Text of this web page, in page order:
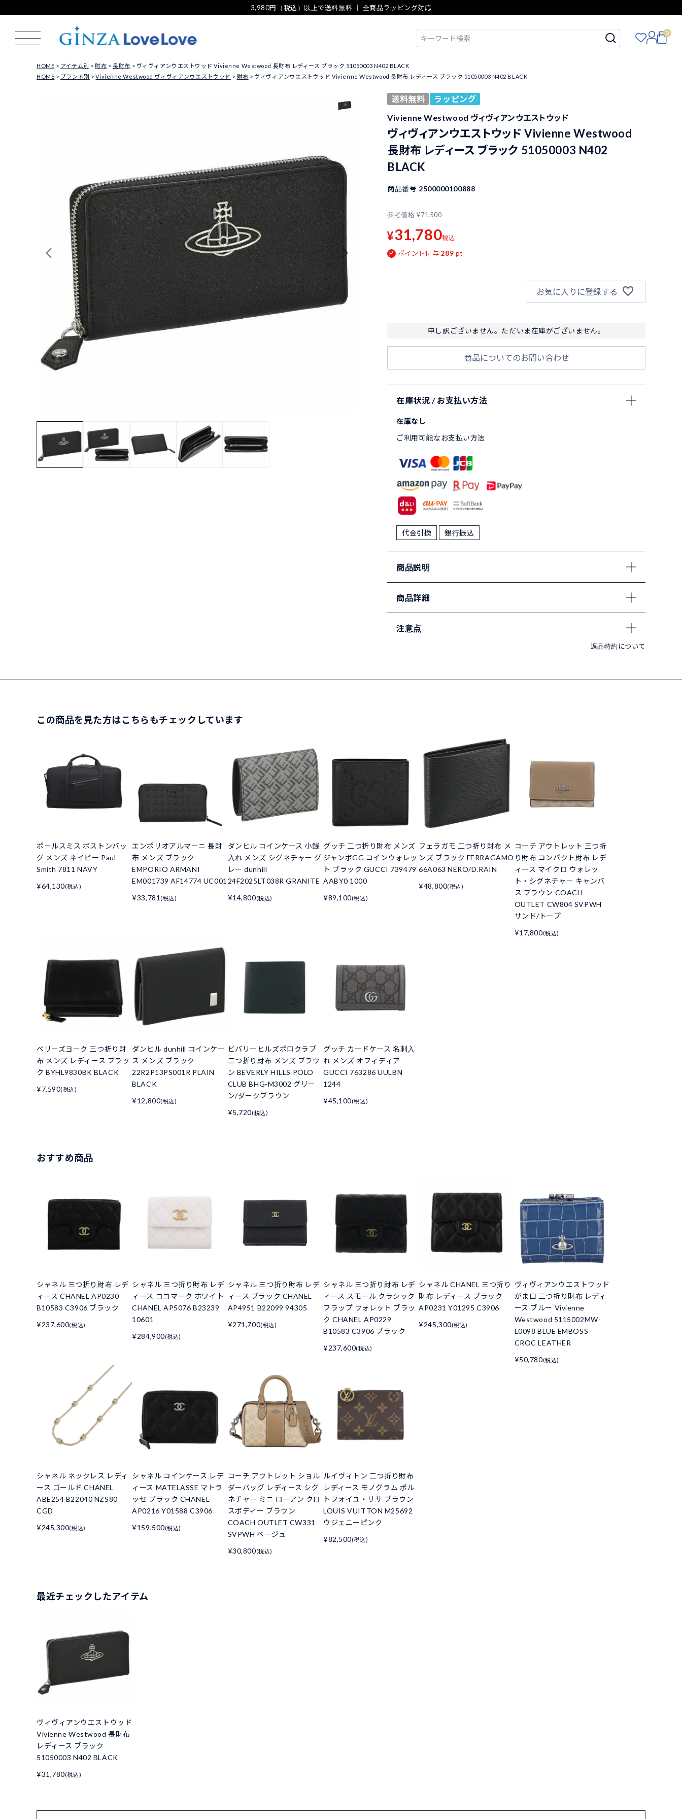
3,980円（税込）以上で送料無料 ｜ 全商品ラッピング対応
0
HOME アイテム別 財布 長財布
ヴィヴィアンウエストウッド Vivienne Westwood 長財布 レディース ブラック 51050003 N402 BLACK
HOME
ブランド別 Vivienne Westwood ヴィヴィアンウエストウッド 財布 ヴィヴィアンウエストウッド Vivienne Westwood 長財布 レディース ブラック 51050003 N402 BLACK
送料無料
ラッピング
Vivienne Westwood ヴィヴィアンウエストウッド
ヴィヴィアンウエストウッド Vivienne Westwood
長財布 レディース ブラック 51050003 N402
BLACK
商品番号 2500000100888
参考価格 ¥71,500
¥31,780税込
ポイント付与 289 pt
お気に入りに登録する
申し訳ございません。ただいま在庫がございません。
商品についてのお問い合わせ
在庫状況 / お支払い方法
在庫なし
ご利用可能なお支払い方法
代金引換 銀行振込
商品説明
商品詳細
注意点
返品特約について
この商品を見た方はこちらもチェックしています
ポールスミス ボストンバッ
グ メンズ ネイビー Paul
Smith 7811 NAVY
¥64,130(税込)
エンポリオアルマーニ 長財
布 メンズ ブラック
EMPORIO ARMANI
EM001739 AF14774 UC001
¥33,781 (税込)
ダンヒル コインケース 小銭
入れ メンズ シグネチャー グ
レー dunhill
24F2025LT038R GRANITE
¥14,800(税込)
グッチ 二つ折り財布 メンズ
ジャンボGG コインウォレッ
ト ブラック GUCCI 739479
AABY0 1000
¥89,100(税込)
フェラガモ 二つ折り財布 メ
ンズ ブラック FERRAGAMO
66A063 NERO/D.RAIN
¥48,800(税込)
コーチ アウトレット 三つ折
り財布 コンパクト財布 レデ
ィース マイクロ ウォレッ
ト・シグネチャー キャンバ
ス ブラウン COACH
OUTLET CW804 SVPWH
サンド/トープ
¥17,800(税込)
ベリーズヨーク 三つ折り財
布 メンズ レディース ブラッ
ク BYHL9830BK BLACK
¥7,590(税込)
ダンヒル dunhill コインケー
ス メンズ ブラック
22R2P13PS001R PLAIN
BLACK
¥12,800(税込)
ビバリーヒルズポロクラブ
二つ折り財布 メンズ ブラウ
ン BEVERLY HILLS POLO
CLUB BHG-M3002 グリー
ン/ダークブラウン
¥5,720(税込)
グッチ カードケース 名刺入
れ メンズ オフィディア
GUCCI 763286 UULBN
1244
¥45,100(税込)
おすすめ商品
シャネル 三つ折り財布 レデ
ィース CHANEL AP0230
B10583 C3906 ブラック
¥237,600(税込)
シャネル 三つ折り財布 レデ
ィース ココマーク ホワイト
CHANEL AP5076 B23239
10601
¥284,900(税込)
シャネル 三つ折り財布 レデ
ィース ブラック CHANEL
AP4951 B22099 94305
¥271,700(税込)
シャネル 三つ折り財布 レデ
ィース スモール クラシック
フラップ ウォレット ブラッ
ク CHANEL AP0229
B10583 C3906 ブラック
¥237,600(税込)
シャネル CHANEL 三つ折り
財布 レディース ブラック
AP0231 Y01295 C3906
¥245,300(税込)
ヴィヴィアンウエストウッド
がま口 三つ折り財布 レディ
ース ブルー Vivienne
Westwood 5115002MW-
L0098 BLUE EMBOSS
CROC LEATHER
¥50,780(税込)
シャネル ネックレス レディ
ース ゴールド CHANEL
ABE254 B22040 NZS80
CGD
¥245,300(税込)
シャネル コインケース レデ
ィース MATELASSE マトラ
ッセ ブラック CHANEL
AP0216 Y01588 C3906
¥159,500(税込)
コーチ アウトレット ショル
ダーバッグ レディース シグ
ネチャー ミニ ローアン クロ
スボディー ブラウン
COACH OUTLET CW331
SVPWH ベージュ
¥30,800(税込)
ルイヴィトン 二つ折り財布
レディース モノグラム ポル
トフォイユ・リサ ブラウン
LOUIS VUITTON M25692
ウジェニーピンク
¥82,500(税込)
最近チェックしたアイテム
ヴィヴィアンウエストウッド
Vivienne Westwood 長財布
レディース ブラック
51050003 N402 BLACK
¥31,780(税込)